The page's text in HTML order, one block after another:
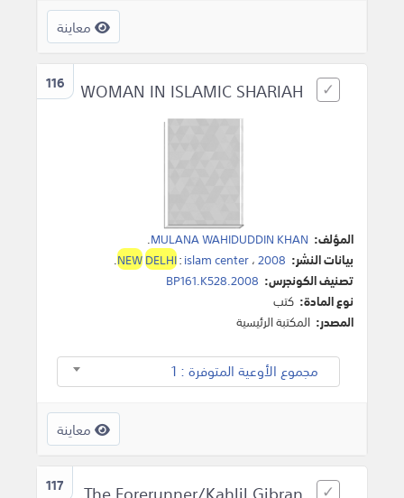
معاينة
116
المؤلف: MULANA WAHIDUDDIN KHAN
.
بيانات النشر:
NEWDELHI:islam center،2008
.
تصنيف الكونجرس: BP161.K528.2008
نوع المادة: كتب
المصدر: المكتبة الرئيسية
مجموع الأوعية المتوفرة : 1
معاينة
117